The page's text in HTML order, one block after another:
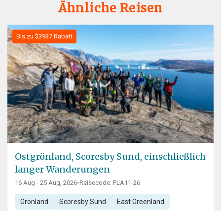
Ähnliche Reisen
Bis zu $3937 Rabatt
Ostgrönland, Scoresby Sund, einschließlich
langer Wanderungen
16 Aug - 25 Aug, 2026•Reisecode: PLA11-26
Grönland Scoresby Sund East Greenland